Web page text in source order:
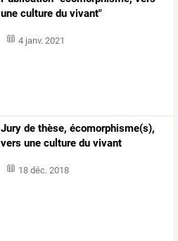
une culture du vivant"
4 janv. 2021
Jury de thèse, écomorphisme(s),
vers une culture du vivant
18 déc. 2018